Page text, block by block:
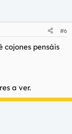
#6
cojones pensáis
a ver.